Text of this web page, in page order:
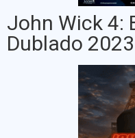
John Wick 4:
Dublado 2023